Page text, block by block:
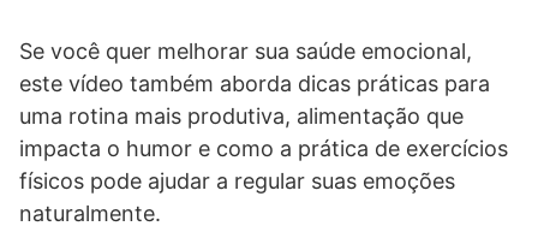
Se você quer melhorar sua saúde emocional,
este vídeo também aborda dicas práticas para
uma rotina mais produtiva, alimentação que
impacta o humor e como a prática de exercícios
físicos pode ajudar a regular suas emoções
naturalmente.